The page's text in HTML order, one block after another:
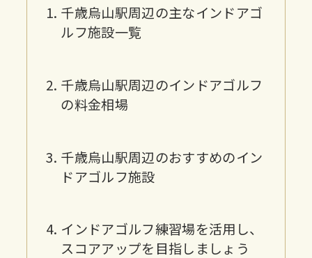
千歳烏山駅周辺の主なインドアゴ
ルフ施設一覧
千歳烏山駅周辺のインドアゴルフ
の料金相場
千歳烏山駅周辺のおすすめのイン
ドアゴルフ施設
インドアゴルフ練習場を活用し、
スコアアップを目指しましょう